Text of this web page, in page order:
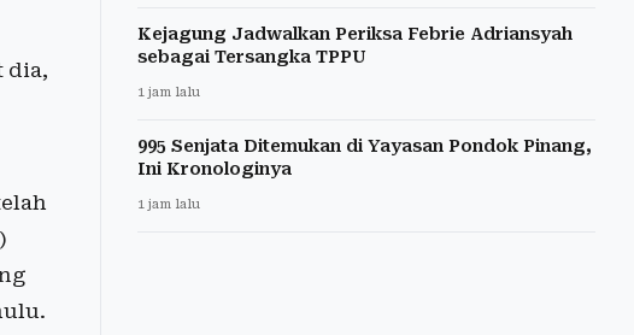
dia,
Kejagung Jadwalkan Periksa Febrie Adriansyah
sebagai Tersangka TPPU
1 jam lalu
995 Senjata Ditemukan di Yayasan Pondok Pinang,
Ini Kronologinya
1 jam lalu